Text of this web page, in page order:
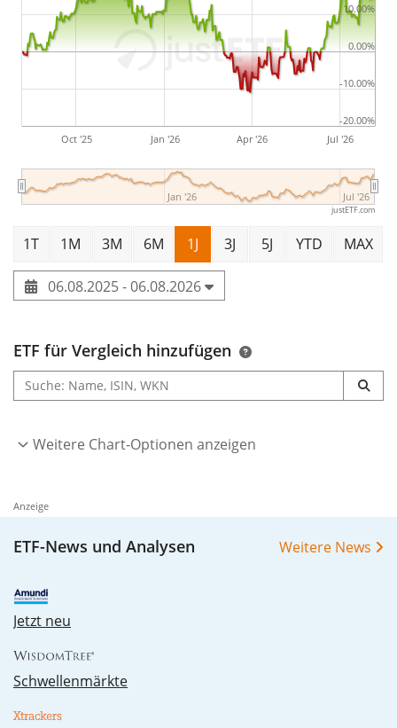
Oct '25 Jan '26 Apr '26 Jul '26
Jan '26 Jul '26
-20.00%
-10.00%
0.00%
10.00%
justETF.com
1T 1M 3M 6M 1J 3J 5J YTD MAX
06.08.2025 - 06.08.2026
ETF für Vergleich hinzufügen
Weitere Chart-Optionen anzeigen
Anzeige
ETF-News und Analysen Weitere News
Jetzt neu
Schwellenmärkte